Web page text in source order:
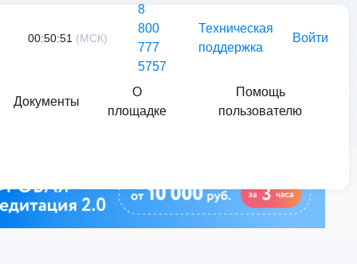
00:50:51 (МСК)
8
800
777
5757
Техническая
поддержка
Войти
Документы
О
площадке
Помощь
пользователю